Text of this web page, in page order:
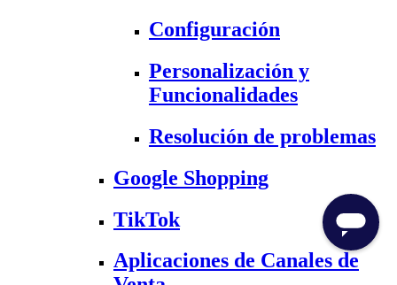
Configuración
Personalización y
Funcionalidades
Resolución de problemas
Google Shopping
TikTok
Aplicaciones de Canales de